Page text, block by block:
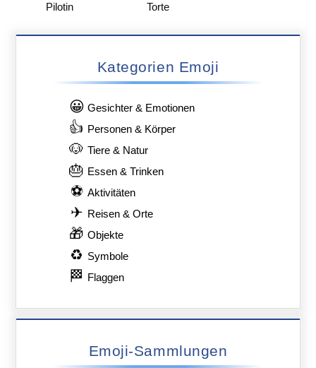
Pilotin Torte
Kategorien Emoji
😀 Gesichter & Emotionen
👍 Personen & Körper
🐶 Tiere & Natur
🎂 Essen & Trinken
⚽ Aktivitäten
✈ Reisen & Orte
🎁 Objekte
♻ Symbole
🏁 Flaggen
Emoji-Sammlungen